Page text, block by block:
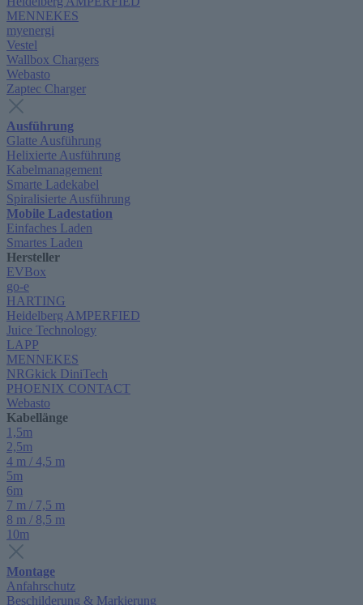
MENNEKES
myenergi
Vestel
Wallbox Chargers
Webasto
Zaptec Charger
Ausführung
Glatte Ausführung
Helixierte Ausführung
Kabelmanagement
Smarte Ladekabel
Spiralisierte Ausführung
Mobile Ladestation
Einfaches Laden
Smartes Laden
Hersteller
EVBox
go-e
HARTING
Heidelberg AMPERFIED
Juice Technology
LAPP
MENNEKES
NRGkick DiniTech
PHOENIX CONTACT
Webasto
Kabellänge
1,5m
2,5m
4 m / 4,5 m
5m
6m
7 m / 7,5 m
8 m / 8,5 m
10m
Montage
Anfahrschutz
Beschilderung & Markierung